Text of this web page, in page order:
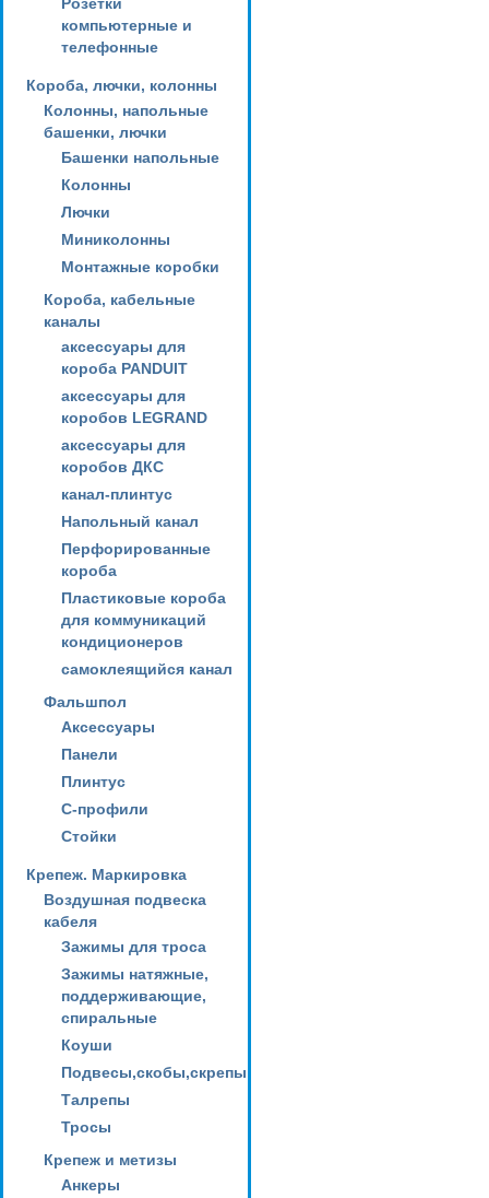
компьютерные и
телефонные
Короба, лючки, колонны
Колонны, напольные
башенки, лючки
Башенки напольные
Колонны
Лючки
Миниколонны
Монтажные коробки
Короба, кабельные
каналы
аксессуары для
короба PANDUIT
аксессуары для
коробов LEGRAND
аксессуары для
коробов ДКС
канал-плинтус
Напольный канал
Перфорированные
короба
Пластиковые короба
для коммуникаций
кондиционеров
самоклеящийся канал
Фальшпол
Аксессуары
Панели
Плинтус
С-профили
Стойки
Крепеж. Маркировка
Воздушная подвеска
кабеля
Зажимы для троса
Зажимы натяжные,
поддерживающие,
спиральные
Коуши
Подвесы,скобы,скрепы
Талрепы
Тросы
Крепеж и метизы
Анкеры